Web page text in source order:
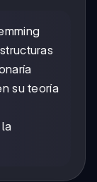
su teoría